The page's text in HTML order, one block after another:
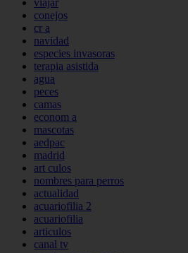
viajar
conejos
cr a
navidad
especies invasoras
terapia asistida
agua
peces
camas
econom a
mascotas
aedpac
madrid
art culos
nombres para perros
actualidad
acuariofilia 2
acuariofilia
articulos
canal tv